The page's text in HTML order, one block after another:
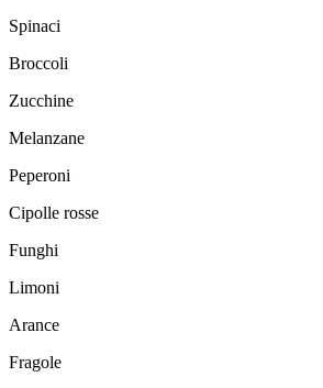
Spinaci
Broccoli
Zucchine
Melanzane
Peperoni
Cipolle rosse
Funghi
Limoni
Arance
Fragole